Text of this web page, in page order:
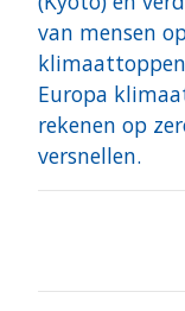
van mensen
Europa
rekenen op
versnellen.